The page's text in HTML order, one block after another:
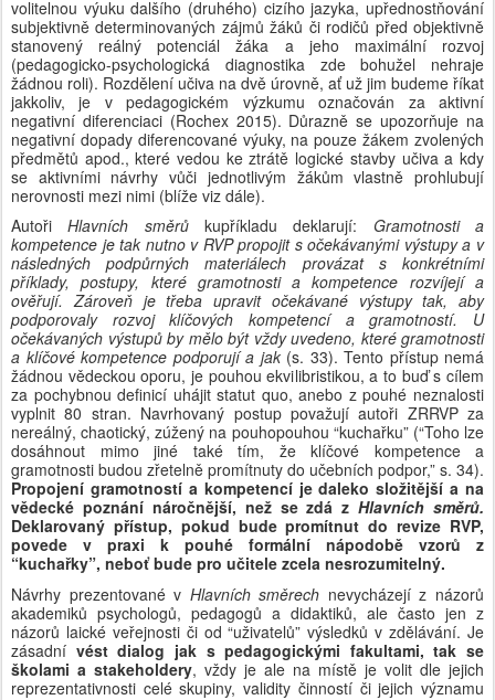
volitelnou výuku dalšího (druhého) cizího jazyka, upřednostňování
subjektivně determinovaných zájmů žáků či rodičů před objektivně
stanovený reálný potenciál žáka a jeho maximální rozvoj
(pedagogicko-psychologická diagnostika zde bohužel nehraje
žádnou roli). Rozdělení učiva na dvě úrovně, ať už jim budeme říkat
jakkoliv, je v pedagogickém výzkumu označován za aktivní
negativní diferenciaci (Rochex 2015). Důrazně se upozorňuje na
negativní dopady diferencované výuky, na pouze žákem zvolených
předmětů apod., které vedou ke ztrátě logické stavby učiva a kdy
se aktivními návrhy vůči jednotlivým žákům vlastně prohlubují
nerovnosti mezi nimi (blíže viz dále).
Autoři Hlavních směrů kupříkladu deklarují: Gramotnosti a
kompetence je tak nutno v RVP propojit s očekávanými výstupy a v
následných podpůrných materiálech provázat s konkrétními
příklady, postupy, které gramotnosti a kompetence rozvíjejí a
ověřují. Zároveň je třeba upravit očekávané výstupy tak, aby
podporovaly rozvoj klíčových kompetencí a gramotností. U
očekávaných výstupů by mělo být vždy uvedeno, které gramotnosti
a klíčové kompetence podporují a jak (s. 33). Tento přístup nemá
žádnou vědeckou oporu, je pouhou ekvilibristikou, a to buď s cílem
za pochybnou definicí uhájit statut quo, anebo z pouhé neznalosti
vyplnit 80 stran. Navrhovaný postup považují autoři ZRRVP za
nereálný, chaotický, zúžený na pouhopouhou “kuchařku” (“Toho lze
dosáhnout mimo jiné také tím, že klíčové kompetence a
Propojení gramotností a kompetencí je daleko složitější a na
vědecké poznání náročnější, než se zdá z
Deklarovaný přístup, pokud bude promítnut do revize RVP,
povede v praxi k pouhé formální nápodobě vzorů z
“kuchařky”, neboť bude pro učitele zcela nesrozumitelný.
Návrhy prezentované v Hlavních směrech nevycházejí z názorů
akademiků psychologů, pedagogů a didaktiků, ale často jen z
názorů laické veřejnosti či od “uživatelů” výsledků v zdělávání. Je
zásadní vést dialog jak s pedagogickými fakultami, tak se
školami a stakeholdery, vždy je ale na místě je volit dle jejich
reprezentativnosti celé skupiny, validity činností či jejich významu